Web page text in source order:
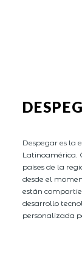
Despegar es la
Latinoamérica.
países de la
desde el
están
desarrollo
personalizada